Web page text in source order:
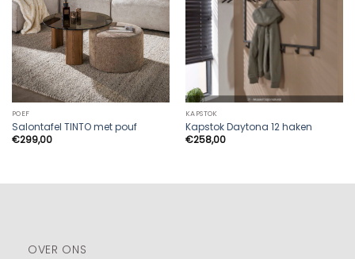
POEF
Salontafel TINTO met pouf
€299,00
KAPSTOK
Kapstok Daytona 12 haken
€258,00
OVER ONS